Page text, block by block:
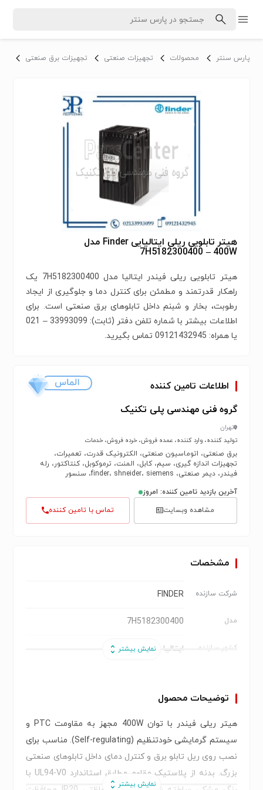
پارس سنتر محصولات تجهیزات صنعتی تجهیزات برق صنعتی
هیتر تابلویی ریلی ایتالیایی Finder مدل
7H5182300400 – 400W
هیتر تابلویی ریلی فیندر ایتالیا مدل 7H5182300400 یک
راهکار قدرتمند و مطمئن برای کنترل دما و جلوگیری از ایجاد
رطوبت، بخار و شبنم داخل تابلوهای برق صنعتی است. برای
اطلاعات بیشتر با شماره‌‌ تلفن دفتر (ثابت): 33993099 – 021
یا همراه: 09121432945 تماس بگیرید.
اطلاعات تامین کننده
گروه فنی مهندسی پلی تکنیک
تهران
تولید کننده، وارد کننده، عمده فروش، خرده فروش، خدمات
برق صنعتی، اتوماسیون صنعتی، الکترونیک قدرت، تعمیرات،
تجهیزات اندازه گیری، سیم، کابل، المنت، ترموکوبل، کنتاکتور، رله
فیندر، دیمر صنعتی، finder، shneider، siemens، سنسور
آخرین بازدید تامین کننده: امروز
مشاهده وبسایت
تماس با تامین کننده
مشخصات
شرکت سازنده FINDER
مدل 7H5182300400
کشور سازنده ایتالیا
نوع گرم‌کن: مقاومت PTC با سیستم Self-Regulating
ولتاژ کاری: 110…230 V AC/DC
جریان نامی: 4.7 A
نوع نصب:
توضیحات محصول
​هیتر ریلی فیندر با توان 400W مجهز به مقاومت PTC و
سیستم گرمایشی خودتنظیم (Self-regulating). مناسب برای
نصب روی ریل تابلو برق و کنترل دمای داخل تابلوهای صنعتی
بزرگ. بدنه از پلاستیک مقاوم مطابق استاندارد UL94-V0 با